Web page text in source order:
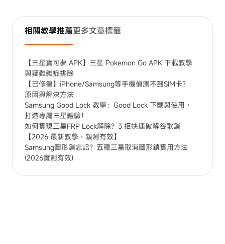
相關教學推薦更多文章標籤
【三星寶可夢 APK】三星 Pokemon Go APK 下載教學
與疑難雜症排除
【已修復】iPhone/Samsung等手機偵測不到SIM卡?
原因與解決方法
Samsung Good Lock 教學：Good Lock 下載與使用，
打造專屬三星體驗！
如何實現三星FRP Lock解除？3 招快速破解谷歌鎖
【2026 最新教學，親測有效】
Samsung圖形鎖忘記？五種三星取消圖形鎖實用方法
(2026實測有效)